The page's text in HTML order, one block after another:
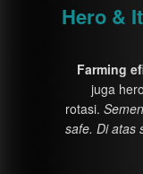
Hero &
Farming
juga
rotasi.
safe. Di atas